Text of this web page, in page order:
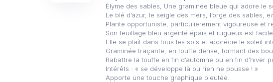
Élyme des sables, Une graminée bleue qui adore le
Le blé d’azur, le seigle des mers, l’orge des sables, e
Plante opportuniste, particulièrement vigoureuse et
Son feuillage bleu argenté épais et rugueux est
Elle se plaît dans tous les sols et apprécie le soleil
Graminée traçante, en touffe dense, formant des
Rabattre la touffe en fin d’automne ou en fin d’hiver
Intérêts : « se développe là où rien ne pousse ! »
Apporte une touche graphique bleutée.